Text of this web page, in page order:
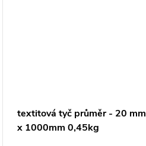
textitová tyč průměr - 20 mm
x 1000mm 0,45kg